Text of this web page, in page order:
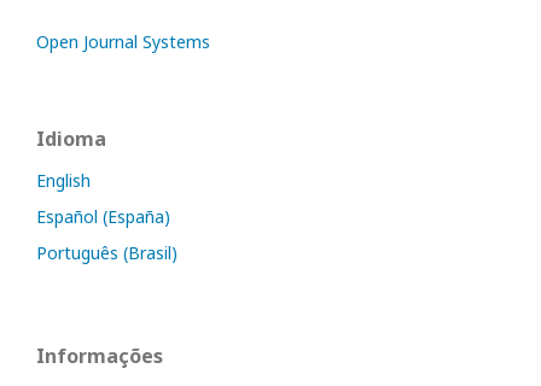
Open Journal Systems
Idioma
English
Español (España)
Português (Brasil)
Informações